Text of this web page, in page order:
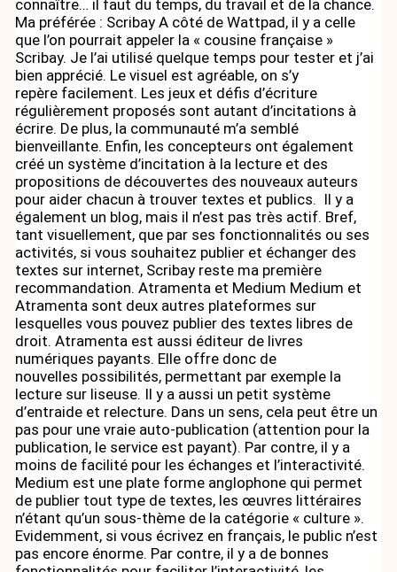
connaître… il faut du temps, du travail et de la chance.
Ma préférée : Scribay A côté de Wattpad, il y a celle
que l’on pourrait appeler la « cousine française »
Scribay. Je l’ai utilisé quelque temps pour tester et j’ai
bien apprécié. Le visuel est agréable, on s’y
repère facilement. Les jeux et défis d’écriture
régulièrement proposés sont autant d’incitations à
écrire. De plus, la communauté m’a semblé
bienveillante. Enfin, les concepteurs ont également
créé un système d’incitation à la lecture et des
propositions de découvertes des nouveaux auteurs
pour aider chacun à trouver textes et publics. Il y a
également un blog, mais il n’est pas très actif. Bref,
tant visuellement, que par ses fonctionnalités ou ses
activités, si vous souhaitez publier et échanger des
textes sur internet, Scribay reste ma première
recommandation. Atramenta et Medium Medium et
Atramenta sont deux autres plateformes sur
lesquelles vous pouvez publier des textes libres de
droit. Atramenta est aussi éditeur de livres
numériques payants. Elle offre donc de
nouvelles possibilités, permettant par exemple la
lecture sur liseuse. Il y a aussi un petit système
d’entraide et relecture. Dans un sens, cela peut être un
pas pour une vraie auto-publication (attention pour la
publication, le service est payant). Par contre, il y a
moins de facilité pour les échanges et l’interactivité.
Medium est une plate forme anglophone qui permet
de publier tout type de textes, les œuvres littéraires
n’étant qu’un sous-thème de la catégorie « culture ».
Evidemment, si vous écrivez en français, le public n’est
pas encore énorme. Par contre, il y a de bonnes